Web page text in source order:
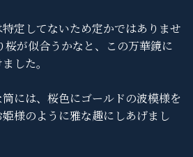
定してないため定かではありませ
桜が似合うかなと、この万華鏡に
した。
には、桜色にゴールドの波模様を
様のように雅な趣にしあげまし